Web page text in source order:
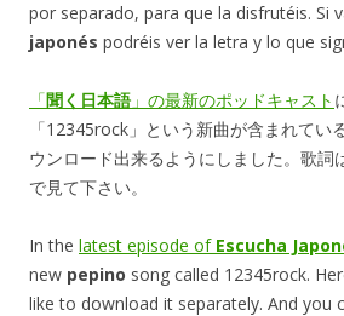
por separado, para que la disfrutéis. Si
japonés podréis ver la letra y lo que
「聞く日本語 」の最新のポッドキャスト
「12345rock」という新曲が含まれてい
ウンロード出来るようにしました。歌詞
で見て下さい。
In the latest episode of Escucha
new pepino song called 12345rock.
like to download it separately. And you